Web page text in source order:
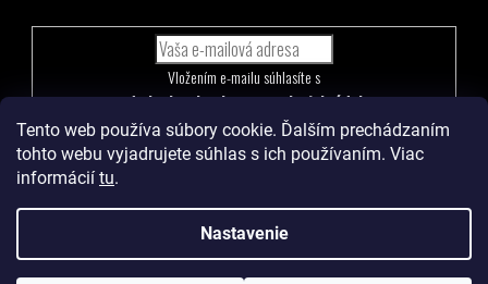
Tento web používa súbory cookie. Ďalším prechádzaním
tohto webu vyjadrujete súhlas s ich používaním. Viac
informácií tu.
Nastavenie
podmienkami ochrany osobných údajov
PRIHLÁSIŤ